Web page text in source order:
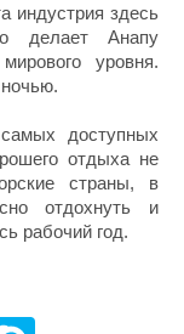
индустрия здесь
делает Анапу
уровня.
доступных
отдыха не
страны, в
отдохнуть и
рабочий год.